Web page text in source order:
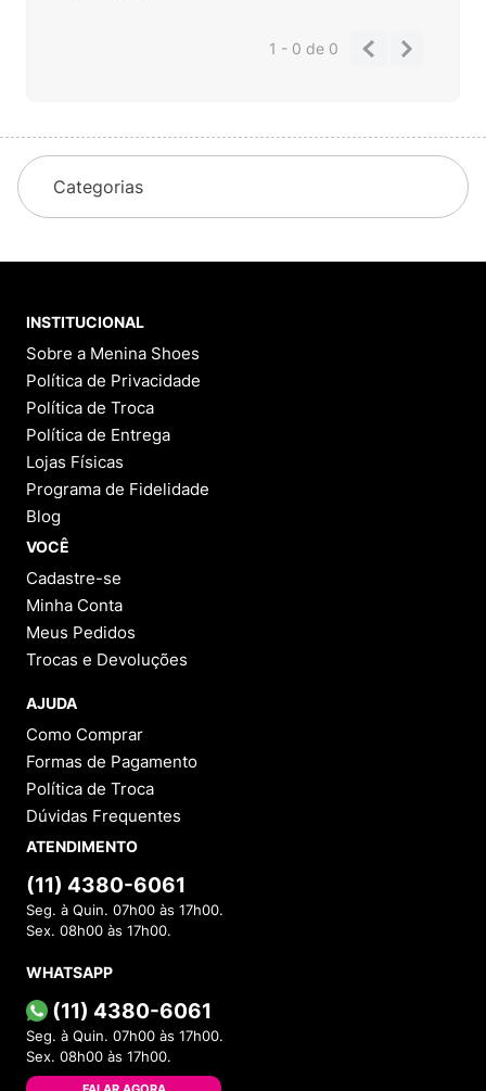
1 - 0de 0
Categorias
INSTITUCIONAL
Sobre a Menina Shoes
Política de Privacidade
Política de Troca
Política de Entrega
Lojas Físicas
Programa de Fidelidade
Blog
VOCÊ
Cadastre-se
Minha Conta
Meus Pedidos
Trocas e Devoluções
AJUDA
Como Comprar
Formas de Pagamento
Política de Troca
Dúvidas Frequentes
ATENDIMENTO
(11) 4380-6061
Seg. à Quin. 07h00 às 17h00.
Sex. 08h00 às 17h00.
WHATSAPP
(11) 4380-6061
Seg. à Quin. 07h00 às 17h00.
Sex. 08h00 às 17h00.